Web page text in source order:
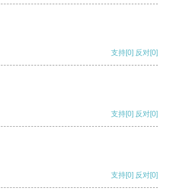
支持[0] 反对[0]
支持[0] 反对[0]
支持[0] 反对[0]